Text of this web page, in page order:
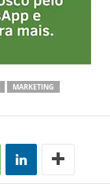
MARKETING